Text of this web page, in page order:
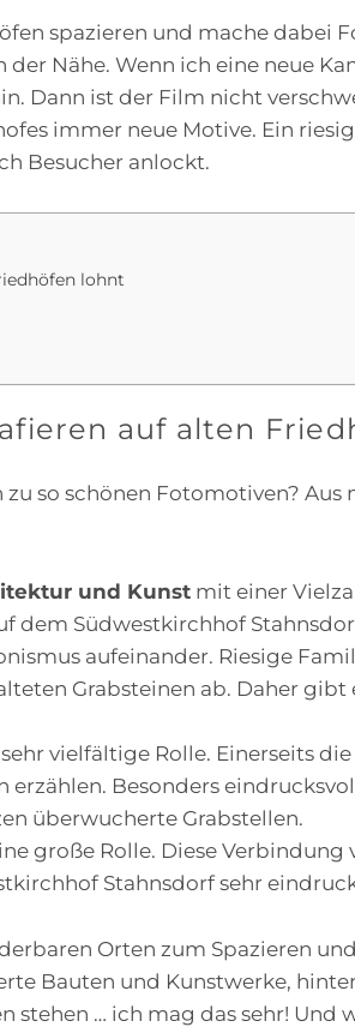
spazieren und mache dabei
Nähe. Wenn ich eine neue
Dann ist der Film nicht
immer neue Motive. Ein
Besucher anlockt.
lohnt
auf alten
so schönen Fotomotiven? Aus
und Kunst mit einer
dem Südwestkirchhof
aufeinander. Riesige
Grabsteinen ab. Daher gibt
vielfältige Rolle. Einerseits
erzählen. Besonders
überwucherte Grabstellen.
große Rolle. Diese Verbindung
Stahnsdorf sehr
Orten zum Spazieren
Bauten und Kunstwerke,
stehen … ich mag das sehr! Und